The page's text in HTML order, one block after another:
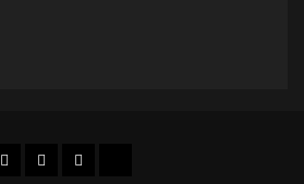
Facebook
TwitterInstagram